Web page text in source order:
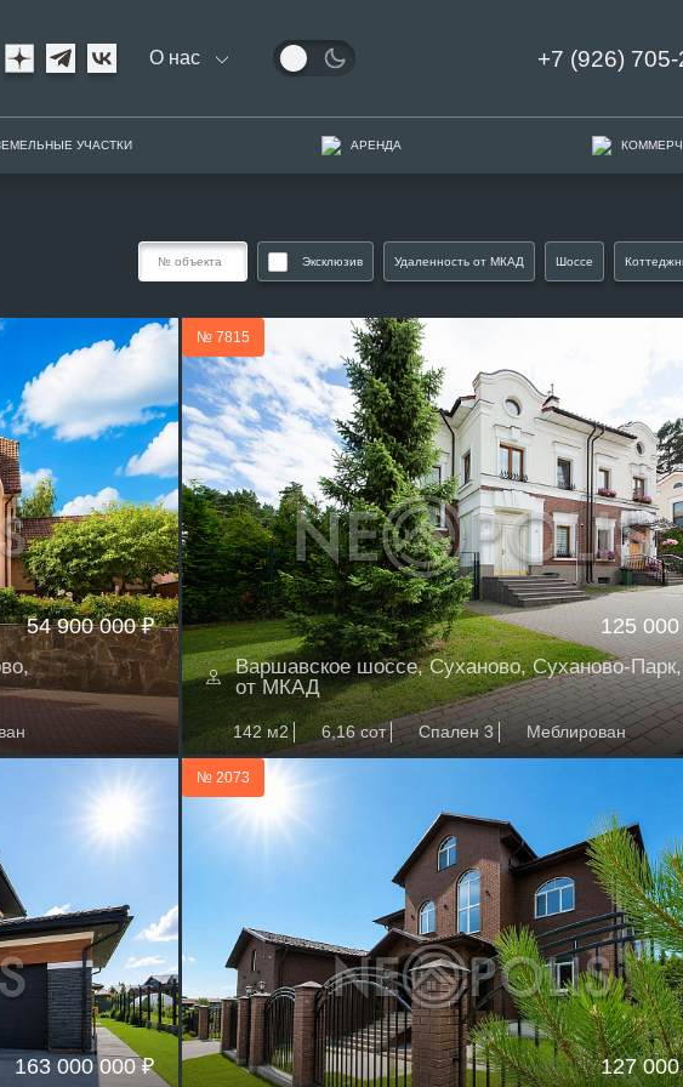
О нас +7 (926)
УЧАСТКИ АРЕНДА
Эксклюзив Удаленность от МКАД Шоссе
54 900 000 ₽
№ 7815
125
Варшавское шоссе, Суханово, Суханово-
от МКАД
142 м2 6,16 сот Спален 3 Меблирован
163 000 000 ₽
№ 2073
127